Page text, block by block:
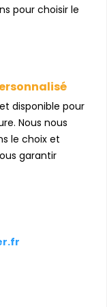
pour choisir le
disponible pour
Nous nous
le choix et
garantir